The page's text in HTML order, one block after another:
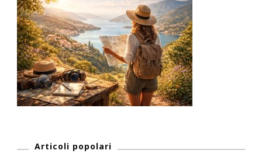
Articoli popolari